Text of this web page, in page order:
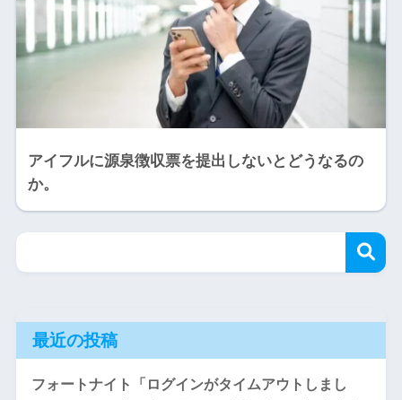
アイフルに源泉徴収票を提出しないとどうなるの
か。
最近の投稿
フォートナイト「ログインがタイムアウトしまし